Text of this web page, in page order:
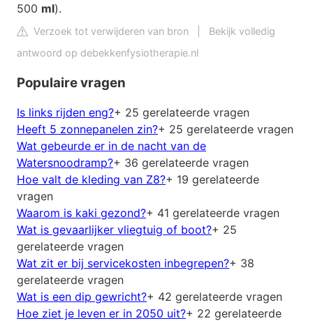
500 ml).
Verzoek tot verwijderen van bron
Bekijk volledig
antwoord op debekkenfysiotherapie.nl
Populaire vragen
Is links rijden eng?+ 25 gerelateerde vragen
Heeft 5 zonnepanelen zin?+ 25 gerelateerde vragen
Wat gebeurde er in de nacht van de
Watersnoodramp?+ 36 gerelateerde vragen
Hoe valt de kleding van Z8?+ 19 gerelateerde
vragen
Waarom is kaki gezond?+ 41 gerelateerde vragen
Wat is gevaarlijker vliegtuig of boot?+ 25
gerelateerde vragen
Wat zit er bij servicekosten inbegrepen?+ 38
gerelateerde vragen
Wat is een dip gewricht?+ 42 gerelateerde vragen
Hoe ziet je leven er in 2050 uit?+ 22 gerelateerde